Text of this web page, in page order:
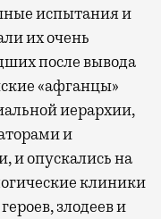
испытания и
их очень
после вывода
«афганцы»
иерархии,
и
и опускались на
клиники
злодеев и